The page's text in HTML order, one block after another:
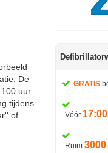
De
uur
tijdens
of
GRATIS
Vóór
Ruim 3000